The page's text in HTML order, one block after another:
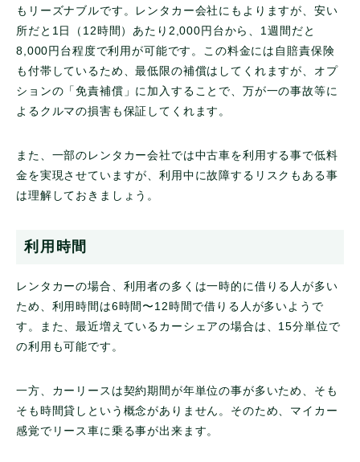
もリーズナブルです。レンタカー会社にもよりますが、安い
所だと1日（12時間）あたり2,000円台から、1週間だと
8,000円台程度で利用が可能です。この料金には自賠責保険
も付帯しているため、最低限の補償はしてくれますが、オプ
ションの「免責補償」に加入することで、万が一の事故等に
よるクルマの損害も保証してくれます。
また、一部のレンタカー会社では中古車を利用する事で低料
金を実現させていますが、利用中に故障するリスクもある事
は理解しておきましょう。
利用時間
レンタカーの場合、利用者の多くは一時的に借りる人が多い
ため、利用時間は6時間〜12時間で借りる人が多いようで
す。また、最近増えているカーシェアの場合は、15分単位で
の利用も可能です。
一方、カーリースは契約期間が年単位の事が多いため、そも
そも時間貸しという概念がありません。そのため、マイカー
感覚でリース車に乗る事が出来ます。